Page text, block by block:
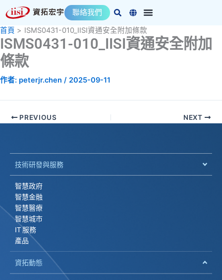
至
主
要
內
容
聯絡我們
首頁
ISMS0431-010_IISI資通安全附加條款
ISMS0431-010_IISI資通安全附加
條款
作者: peterjr.chen / 2025-09-11
PREVIOUS NEXT
技術研發與服務
智慧政府
智慧金融
智慧醫療
智慧城市
IT 服務
產品
資拓動態